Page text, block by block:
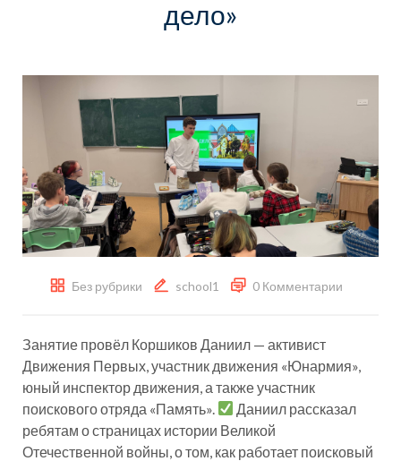
дело»
Без рубрики school1 0 Комментарии
Занятие провёл Коршиков Даниил — активист
Движения Первых, участник движения «Юнармия»,
юный инспектор движения, а также участник
поискового отряда «Память».
Даниил рассказал
ребятам о страницах истории Великой
Отечественной войны, о том, как работает поисковый